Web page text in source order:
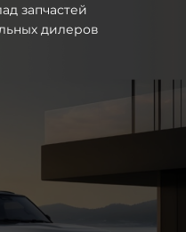
запчастей
дилеров